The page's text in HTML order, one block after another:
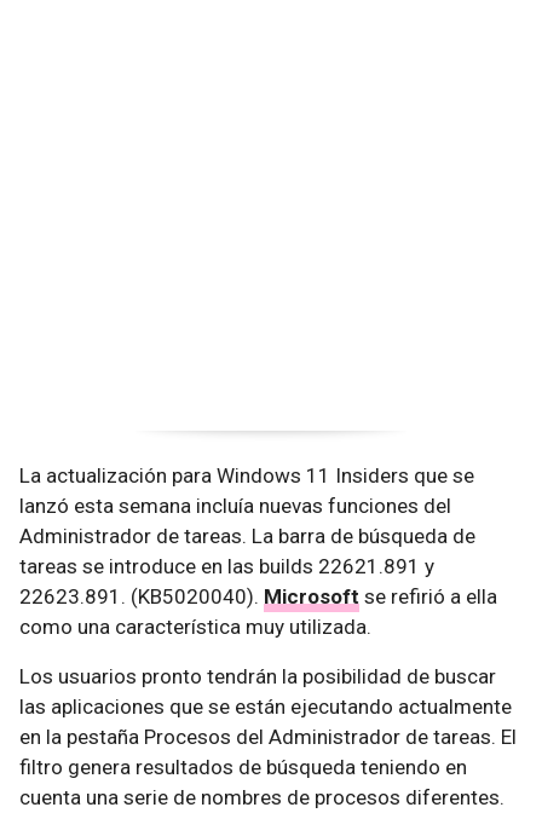
La actualización para Windows 11 Insiders que se
lanzó esta semana incluía nuevas funciones del
Administrador de tareas. La barra de búsqueda de
tareas se introduce en las builds 22621.891 y
22623.891. (KB5020040). Microsoft se refirió a ella
como una característica muy utilizada.
Los usuarios pronto tendrán la posibilidad de buscar
las aplicaciones que se están ejecutando actualmente
en la pestaña Procesos del Administrador de tareas. El
filtro genera resultados de búsqueda teniendo en
cuenta una serie de nombres de procesos diferentes.